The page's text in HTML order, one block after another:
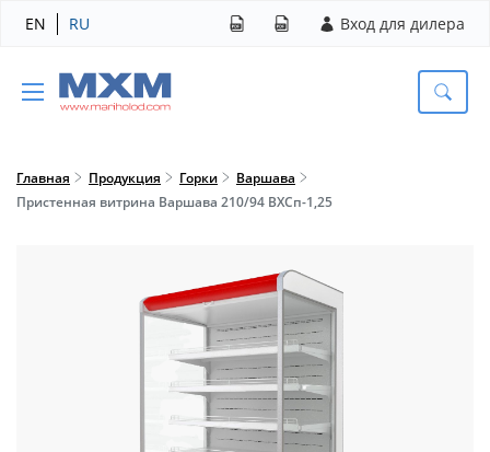
EN RU Вход для дилера
Главная Продукция Горки
Варшава
Пристенная витрина Варшава 210/94 ВХСп-1,25